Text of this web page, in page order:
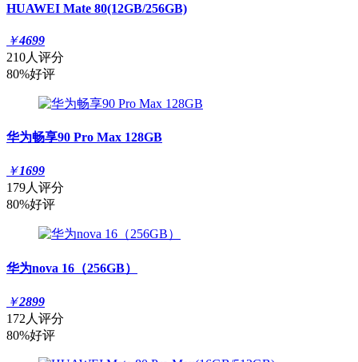
HUAWEI Mate 80(12GB/256GB)
￥4699
210人评分
80%好评
华为畅享90 Pro Max 128GB
￥1699
179人评分
80%好评
华为nova 16（256GB）
￥2899
172人评分
80%好评